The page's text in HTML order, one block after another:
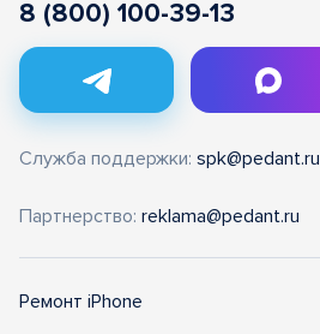
8 (800) 100-39-13
Служба поддержки: spk@pedant.ru
Партнерство: reklama@pedant.ru
Ремонт iPhone